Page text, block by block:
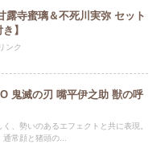
露寺蜜璃＆不死川実弥 セット
】
ンク
鬼滅の刃 嘴平伊之助 獣の呼
、勢いのあるエフェクトと共に表現。
通常顔と猪頭の...